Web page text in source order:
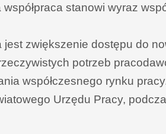
stanowi wyraz
jest zwiększenie dostępu do
potrzeb
współczesnego rynku
Urzędu Pracy,